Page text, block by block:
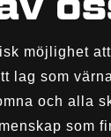
möjlighet
lag som
och alla
som